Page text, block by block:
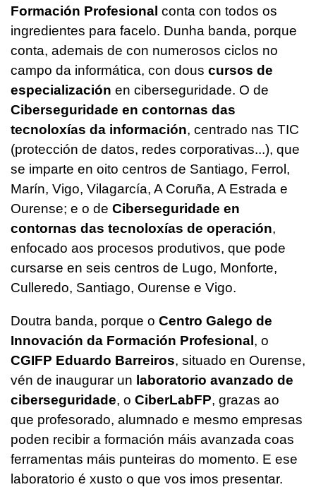
Formación Profesional conta con todos os
ingredientes para facelo. Dunha banda, porque
conta, ademais de con numerosos ciclos no
campo da informática, con dous cursos de
especialización en ciberseguridade. O de
Ciberseguridade en contornas das
tecnoloxías da información, centrado nas TIC
(protección de datos, redes corporativas...), que
se imparte en oito centros de Santiago, Ferrol,
Marín, Vigo, Vilagarcía, A Coruña, A Estrada e
Ourense; e o de Ciberseguridade en
contornas das tecnoloxías de operación,
enfocado aos procesos produtivos, que pode
cursarse en seis centros de Lugo, Monforte,
Culleredo, Santiago, Ourense e Vigo.
Doutra banda, porque o Centro Galego de
Innovación da Formación Profesional , o
CGIFP Eduardo Barreiros, situado en Ourense,
vén de inaugurar un laboratorio avanzado de
ciberseguridade, o CiberLabFP, grazas ao
que profesorado, alumnado e mesmo empresas
poden recibir a formación máis avanzada coas
ferramentas máis punteiras do momento. E ese
laboratorio é xusto o que vos imos presentar.